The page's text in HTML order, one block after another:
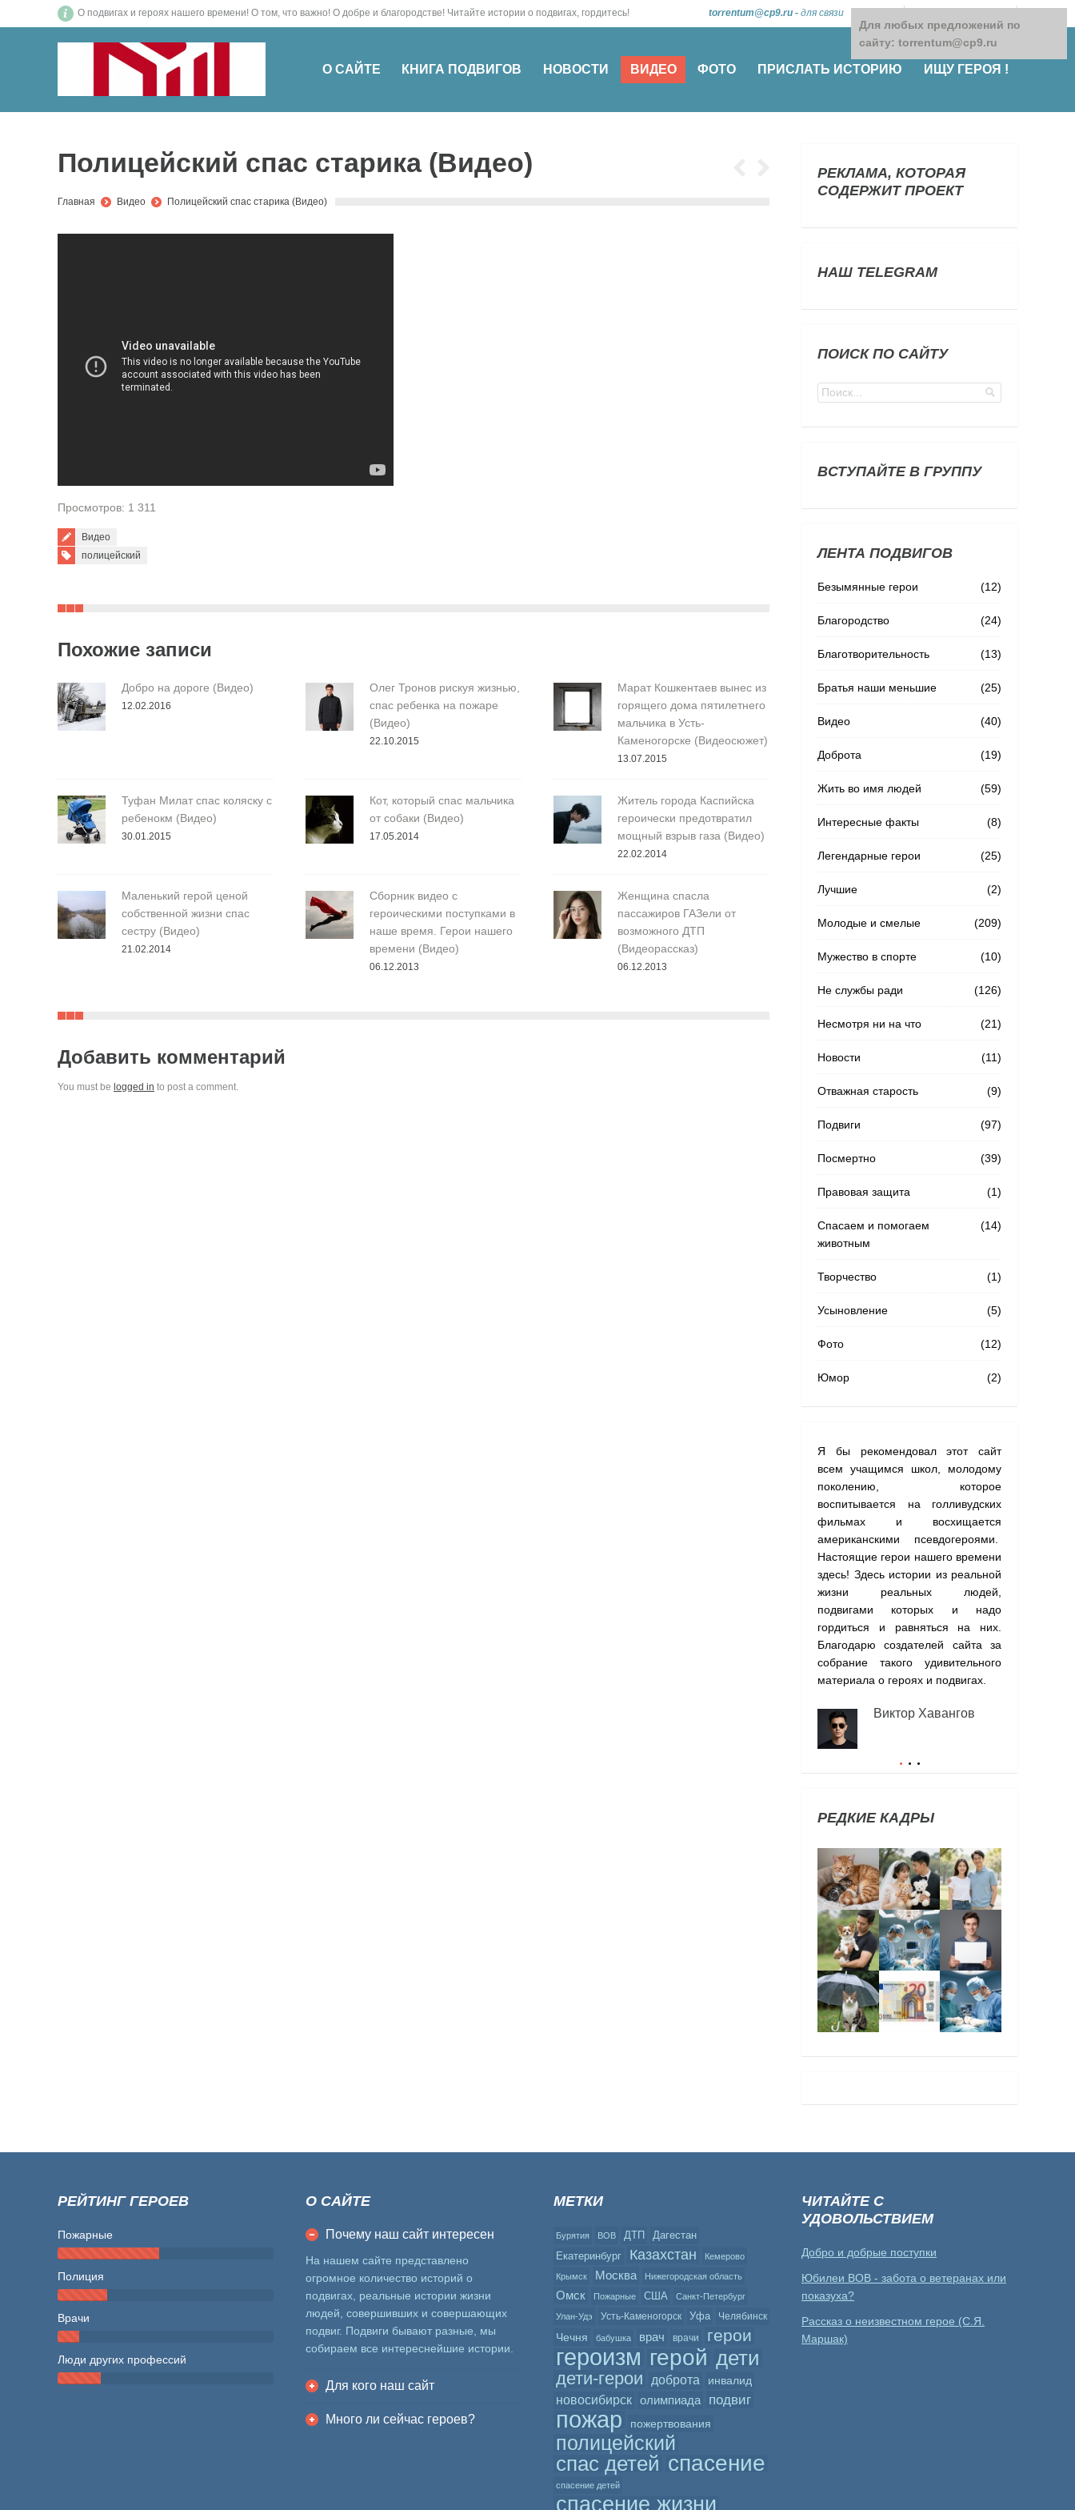
О подвигах и героях нашего времени! О том, что важно! О добре и благородстве! Читайте истории о подвигах, гордитесь! torrentum@cp9.ru - для связи
О САЙТЕ КНИГА ПОДВИГОВ НОВОСТИ ВИДЕО ФОТО ПРИСЛАТЬ ИСТОРИЮ ИЩУ ГЕРОЯ !
Полицейский спас старика (Видео)
You are here:
Главная Видео Полицейский спас старика (Видео)
Просмотров: 1 311
Видео
Tags:
полицейский
Похожие записи
Добро на дороге (Видео)
12.02.2016
Олег Тронов рискуя жизнью,
спас ребенка на пожаре
(Видео)
22.10.2015
Марат Кошкентаев вынес из
горящего дома пятилетнего
мальчика в Усть-
Каменогорске (Видеосюжет)
13.07.2015
Туфан Милат спас коляску с
ребенокм (Видео)
30.01.2015
Кот, который спас мальчика
от собаки (Видео)
17.05.2014
Житель города Каспийска
героически предотвратил
мощный взрыв газа (Видео)
22.02.2014
Маленький герой ценой
собственной жизни спас
сестру (Видео)
21.02.2014
Сборник видео с
героическими поступками в
наше время. Герои нашего
времени (Видео)
06.12.2013
Женщина спасла
пассажиров ГАЗели от
возможного ДТП
(Видеорассказ)
06.12.2013
Добавить комментарий
You must be logged in to post a comment.
РЕКЛАМА, КОТОРАЯ
СОДЕРЖИТ ПРОЕКТ
НАШ TELEGRAM
ПОИСК ПО САЙТУ
ВСТУПАЙТЕ В ГРУППУ
ЛЕНТА ПОДВИГОВ
(12)
Безымянные герои
(24)
Благородство
(13)
Благотворительность
(25)
Братья наши меньшие
(40)
Видео
(19)
Доброта
(59)
Жить во имя людей
(8)
Интересные факты
(25)
Легендарные герои
(2)
Лучшие
(209)
Молодые и смелые
(10)
Мужество в спорте
(126)
Не службы ради
(21)
Несмотря ни на что
(11)
Новости
(9)
Отважная старость
(97)
Подвиги
(39)
Посмертно
(1)
Правовая защита
(14)
Спасаем и помогаем
животным
(1)
Творчество
(5)
Усыновление
(12)
Фото
(2)
Юмор
Я бы рекомендовал этот сайт
всем учащимся школ, молодому
поколению, которое
воспитывается на голливудских
фильмах и восхищается
американскими псевдогероями.
Настоящие герои нашего времени
здесь! Здесь истории из реальной
жизни реальных людей,
подвигами которых и надо
гордиться и равняться на них.
Благодарю создателей сайта за
собрание такого удивительного
материала о героях и подвигах.
Виктор Хавангов
РЕДКИЕ КАДРЫ
РЕЙТИНГ ГЕРОЕВ
Пожарные
Полиция
Врачи
Люди других профессий
О САЙТЕ
Почему наш сайт интересен
На нашем сайте представлено
огромное количество историй о
подвигах, реальные истории жизни
людей, совершивших и совершающих
подвиг. Подвиги бывают разные, мы
собираем все интереснейшие истории.
Для кого наш сайт
Много ли сейчас героев?
МЕТКИ
Бурятия ВОВ ДТП
Дагестан
Екатеринбург
Казахстан Кемерово
Крымск Москва Нижегородская область
Омск Пожарные США Санкт-Петербург
Улан-Удэ Усть-Каменогорск Уфа Челябинск
Чечня бабушка врач врачи герои
героизм герой дети
дети-герои доброта инвалид
новосибирск олимпиада подвиг
пожар пожертвования
полицейский
спас детей спасение
спасение детей
спасение жизни
ЧИТАЙТЕ С
УДОВОЛЬСТВИЕМ
Добро и добрые поступки
Юбилеи ВОВ - забота о ветеранах или
показуха?
Рассказ о неизвестном герое (С.Я.
Маршак)
Для любых предложений по
сайту: torrentum@cp9.ru